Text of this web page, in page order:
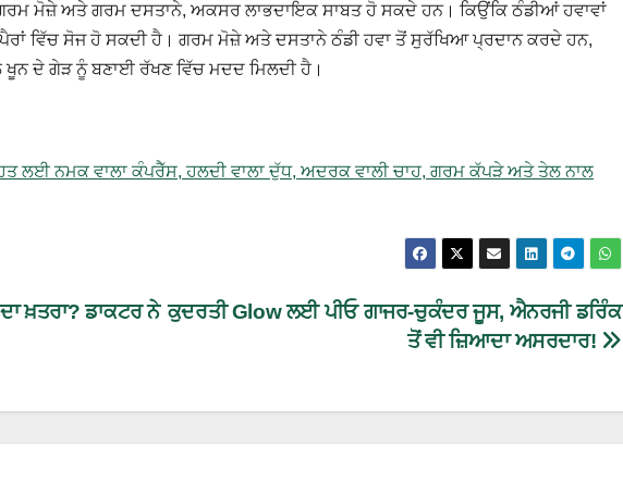
ਮੋਜ਼ੇ ਅਤੇ ਗਰਮ ਦਸਤਾਨੇ, ਅਕਸਰ ਲਾਭਦਾਇਕ ਸਾਬਤ ਹੋ ਸਕਦੇ ਹਨ। ਕਿਉਂਕਿ ਠੰਡੀਆਂ ਹਵਾਵਾਂ
ਵਿੱਚ ਸੋਜ ਹੋ ਸਕਦੀ ਹੈ। ਗਰਮ ਮੋਜ਼ੇ ਅਤੇ ਦਸਤਾਨੇ ਠੰਡੀ ਹਵਾ ਤੋਂ ਸੁਰੱਖਿਆ ਪ੍ਰਦਾਨ ਕਰਦੇ ਹਨ,
ਦੇ ਗੇੜ ਨੂੰ ਬਣਾਈ ਰੱਖਣ ਵਿੱਚ ਮਦਦ ਮਿਲਦੀ ਹੈ।
ਲਈ ਨਮਕ ਵਾਲਾ ਕੰਪਰੈੱਸ, ਹਲਦੀ ਵਾਲਾ ਦੁੱਧ, ਅਦਰਕ ਵਾਲੀ ਚਾਹ, ਗਰਮ ਕੱਪੜੇ ਅਤੇ ਤੇਲ ਨਾਲ
ਕੁਦਰਤੀ Glow ਲਈ ਪੀਓ ਗਾਜਰ-ਚੁਕੰਦਰ ਜੂਸ, ਐਨਰਜੀ ਡਰਿੰਕ
ਤੋਂ ਵੀ ਜ਼ਿਆਦਾ ਅਸਰਦਾਰ!
ਖ਼ਤਰਾ? ਡਾਕਟਰ ਨੇ